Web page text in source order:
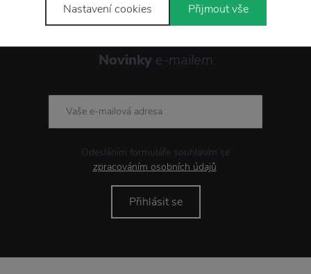
Novinky e-mailem
Odesláním formuláře souhlasím se
zpracováním osobních údajů.
Přihlásit se
Nastavení cookies Přijmout vše